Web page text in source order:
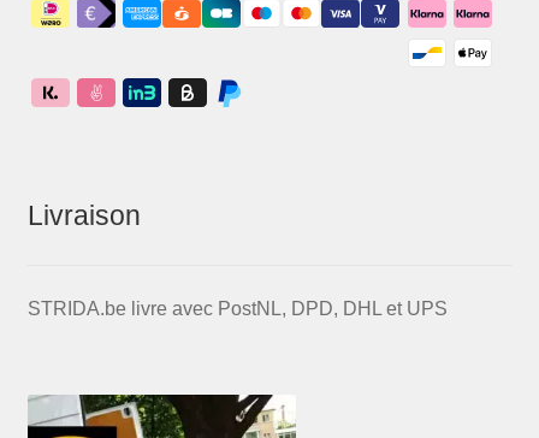
Livraison
STRIDA.be livre avec PostNL, DPD, DHL et UPS